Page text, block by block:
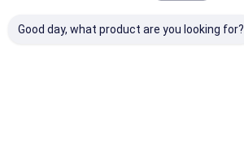
磁気分離の棚
Good day, what product are you looking for?